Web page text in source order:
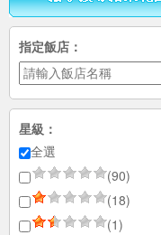
指定飯店：
星級：
全選
(90)
(18)
(1)